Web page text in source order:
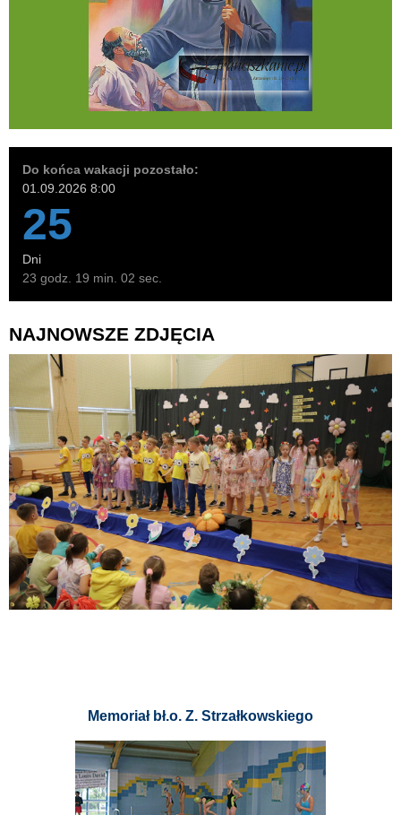
Do końca wakacji pozostało:
01.09.2026 8:00
25
Dni
23 godz. 19 min. 01 sec.
NAJNOWSZE ZDJĘCIA
Memoriał bł.o. Z. Strzałkowskiego